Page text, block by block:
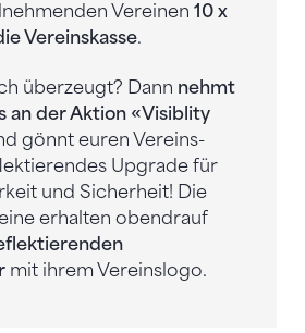
Vereinen 10 x
Vereinskasse.
überzeugt? Dann nehmt
an der Aktion «Visiblity
gönnt euren Vereins-
Upgrade für
und Sicherheit! Die
erhalten obendrauf
mit ihrem Vereinslogo.